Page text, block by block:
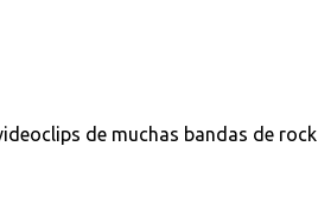
de muchas bandas de rock